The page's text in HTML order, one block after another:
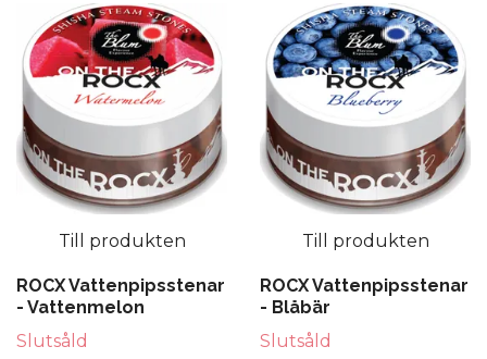
Till produkten
ROCX Vattenpipsstenar
- Vattenmelon
Slutsåld
Till produkten
ROCX Vattenpipsstenar
- Blåbär
Slutsåld